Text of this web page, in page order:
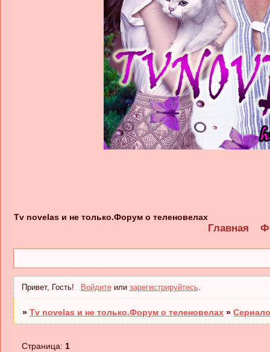
Tv novelas и не только.Форум о теленовелах
Главная
Привет, Гость! Войдитеили зарегистрируйтесь.
»Tv novelas и не только.Форум о теленовелах »
Страница:1